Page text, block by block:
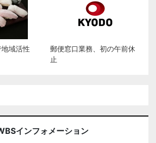
域活性
郵便窓口業務、初の午前休
止
インフォメーション